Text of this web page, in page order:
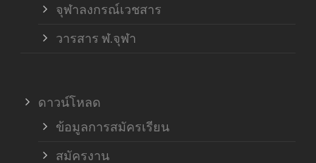
จุฬาลงกรณ์เวชสาร
วารสาร ฬ.จุฬา
ดาวน์โหลด
ข้อมูลการสมัครเรียน
สมัครงาน